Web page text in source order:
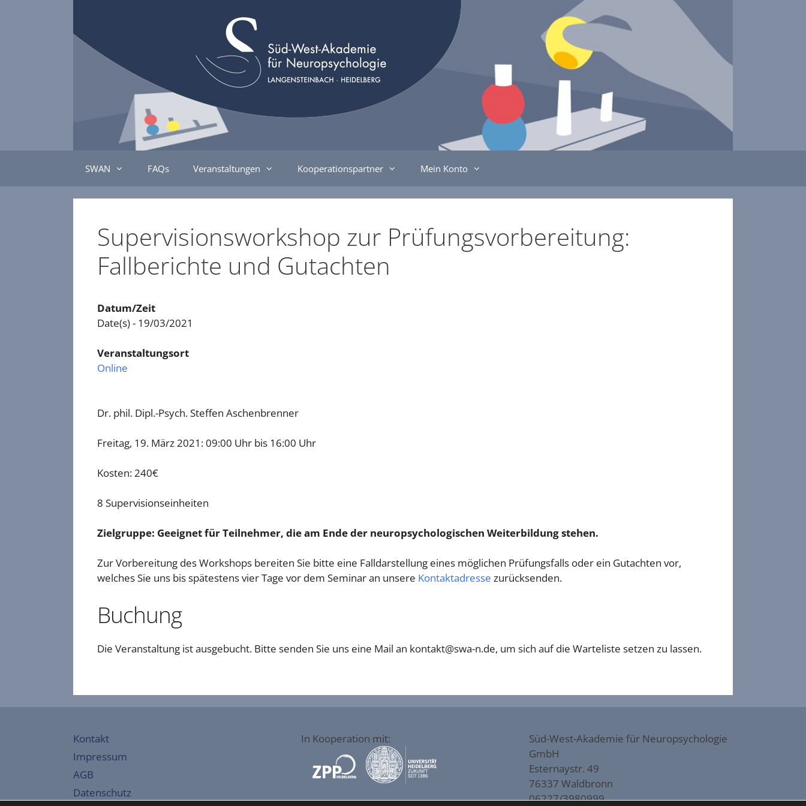
SWAN FAQs Veranstaltungen Kooperationspartner Mein Konto
Supervisionsworkshop zur Prüfungsvorbereitung:
Fallberichte und Gutachten
Datum/Zeit
Date(s) - 19/03/2021
Veranstaltungsort
Online
Dr. phil. Dipl.-Psych. Steffen Aschenbrenner
Freitag, 19. März 2021: 09:00 Uhr bis 16:00 Uhr
Kosten: 240€
8 Supervisionseinheiten
Zielgruppe: Geeignet für Teilnehmer, die am Ende der neuropsychologischen Weiterbildung stehen.
Zur Vorbereitung des Workshops bereiten Sie bitte eine Falldarstellung eines möglichen Prüfungsfalls oder ein Gutachten vor,
welches Sie uns bis spätestens vier Tage vor dem Seminar an unsere Kontaktadresse zurücksenden.
Buchung
Die Veranstaltung ist ausgebucht. Bitte senden Sie uns eine Mail an kontakt@swa-n.de, um sich auf die Warteliste setzen zu lassen.
Kontakt
Impressum
AGB
Datenschutz
In Kooperation mit:
Süd-West-Akademie für Neuropsychologie
GmbH
Esternaystr. 49
76337 Waldbronn
06227/3980999